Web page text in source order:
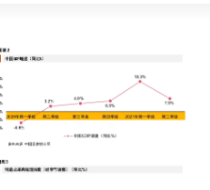
行业报告